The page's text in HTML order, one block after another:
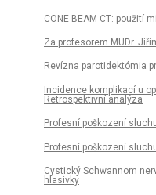
CONE BEAM CT: použití
Za profesorem MUDr.
Revízna parotidektómia
Incidence komplikací u
Retrospektivní analýza
Profesní poškození
Profesní poškození
Cystický Schwannom
hlasivky